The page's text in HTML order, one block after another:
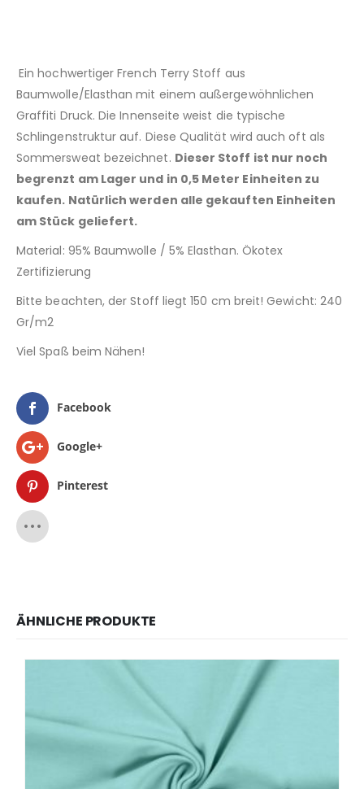
Ein hochwertiger French Terry Stoff aus
Baumwolle/Elasthan mit einem außergewöhnlichen
Graffiti Druck. Die Innenseite weist die typische
Schlingenstruktur auf. Diese Qualität wird auch oft als
Sommersweat bezeichnet. Dieser Stoff ist nur noch
begrenzt am Lager und in 0,5 Meter Einheiten zu
kaufen. Natürlich werden alle gekauften Einheiten
am Stück geliefert.
Material: 95% Baumwolle / 5% Elasthan. Ökotex
Zertifizierung
Bitte beachten, der Stoff liegt 150 cm breit! Gewicht: 240
Gr/m2
Viel Spaß beim Nähen!
Facebook
Google+
Pinterest
ÄHNLICHE PRODUKTE